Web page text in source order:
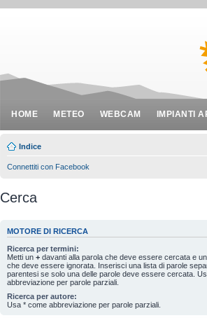
HOME METEO WEBCAM IMPIANTI
Indice
Connettiti con Facebook
Cerca
MOTORE DI RICERCA
Ricerca per termini:
Metti un + davanti alla parola che deve essere cercata e un
che deve essere ignorata. Inserisci una lista di parole
parentesi se solo una delle parole deve essere cercata.
abbreviazione per parole parziali.
Ricerca per autore:
Usa * come abbreviazione per parole parziali.